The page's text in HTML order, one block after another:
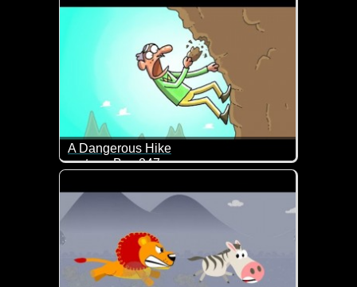
A Dangerous Hike
cartoon Box 247